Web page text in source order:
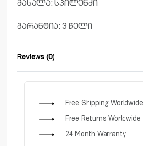
მასალა: სპილენძი
გარანტია: 3 წელი
Reviews (0)
Free Shipping Worldwide
Free Returns Worldwide
24 Month Warranty